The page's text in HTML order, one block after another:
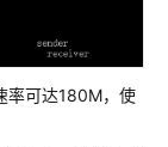
率可达180M，使